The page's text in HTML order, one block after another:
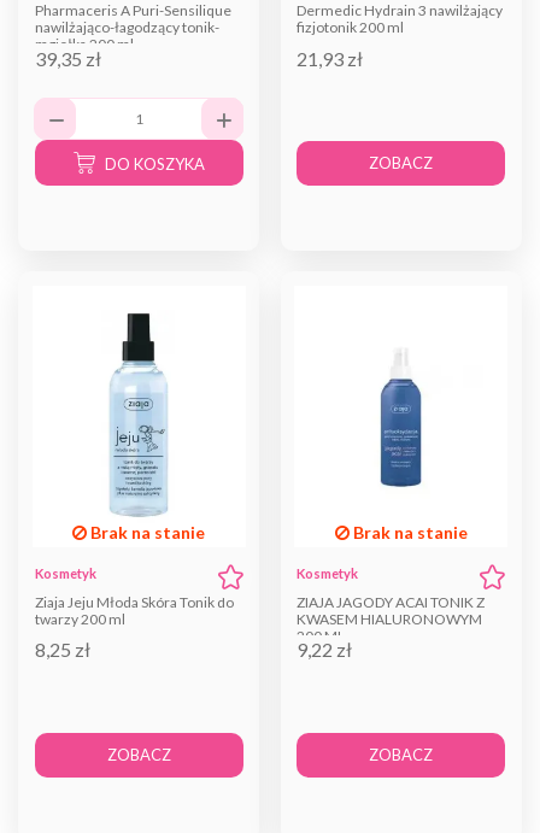
Pharmaceris A Puri-Sensilique
nawilżająco-łagodzący tonik-
mgiełka 200 ml
39,35 zł
DO KOSZYKA
Dermedic Hydrain 3 nawilżający
fizjotonik 200 ml
21,93 zł
ZOBACZ
Brak na stanie
Kosmetyk
Ziaja Jeju Młoda Skóra Tonik do
twarzy 200 ml
8,25 zł
ZOBACZ
Brak na stanie
Kosmetyk
ZIAJA JAGODY ACAI TONIK Z
KWASEM HIALURONOWYM
200 ML
9,22 zł
ZOBACZ